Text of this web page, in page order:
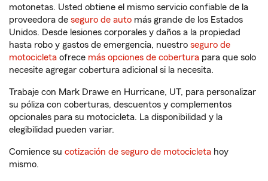
motonetas. Usted obtiene el mismo servicio confiable de la
proveedora de seguro de auto más grande de los Estados
Unidos. Desde lesiones corporales y daños a la propiedad
hasta robo y gastos de emergencia, nuestro seguro de
motocicleta ofrece más opciones de cobertura para que solo
necesite agregar cobertura adicional si la necesita.
Trabaje con Mark Drawe en Hurricane, UT, para personalizar
su póliza con coberturas, descuentos y complementos
opcionales para su motocicleta. La disponibilidad y la
elegibilidad pueden variar.
Comience su cotización de seguro de motocicleta hoy
mismo.